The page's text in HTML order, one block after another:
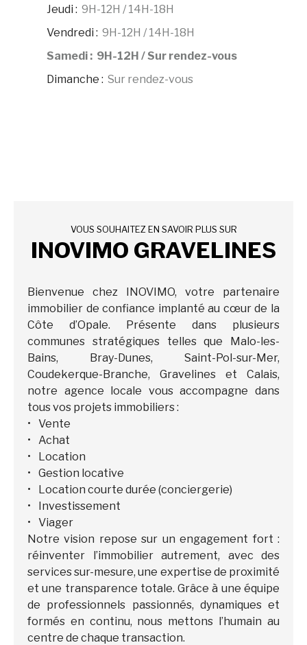
Jeudi : 9H-12H / 14H-18H
Vendredi : 9H-12H / 14H-18H
Samedi : 9H-12H / Sur rendez-vous
Dimanche : Sur rendez-vous
VOUS SOUHAITEZ EN SAVOIR PLUS SUR
INOVIMO GRAVELINES
Bienvenue chez INOVIMO, votre partenaire
immobilier de confiance implanté au cœur de la
Côte d’Opale. Présente dans plusieurs
communes stratégiques telles que Malo-les-
Bains, Bray-Dunes, Saint-Pol-sur-Mer,
Coudekerque-Branche, Gravelines et Calais,
notre agence locale vous accompagne dans
tous vos projets immobiliers :
Vente
Achat
Location
Gestion locative
Location courte durée (conciergerie)
Investissement
Viager
Notre vision repose sur un engagement fort :
réinventer l’immobilier autrement, avec des
services sur-mesure, une expertise de proximité
et une transparence totale. Grâce à une équipe
de professionnels passionnés, dynamiques et
formés en continu, nous mettons l’humain au
centre de chaque transaction.